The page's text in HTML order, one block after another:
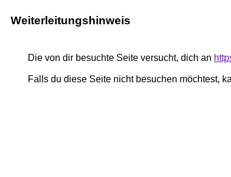
Weiterleitungshinweis
Die von dir besuchte Seite versucht, dich an
Falls du diese Seite nicht besuchen möchtest,